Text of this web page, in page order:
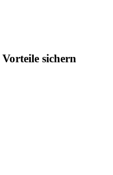
Vorteile sichern